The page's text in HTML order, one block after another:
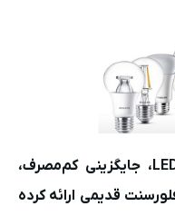
همچنین با توسعه مهتابی‌های LED، جایگزینی کم‌مصرف،
قدیمی ارائه کرده